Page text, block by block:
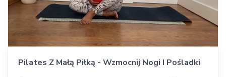
Pilates Z Małą Piłką - Wzmocnij Nogi I Pośladki